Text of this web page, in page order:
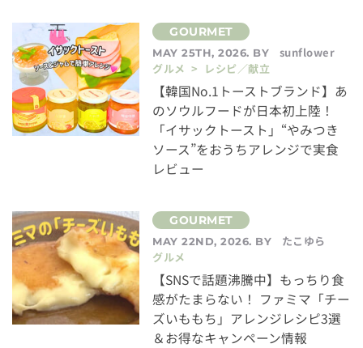
MAY 25TH, 2026. BY
sunflower
グルメ > レシピ／献立
【韓国No.1トーストブランド】あ
のソウルフードが日本初上陸！
「イサックトースト」“やみつき
ソース”をおうちアレンジで実食
レビュー
MAY 22ND, 2026. BY
たこゆら
グルメ
【SNSで話題沸騰中】もっちり食
感がたまらない！ ファミマ「チー
ズいももち」アレンジレシピ3選
＆お得なキャンペーン情報